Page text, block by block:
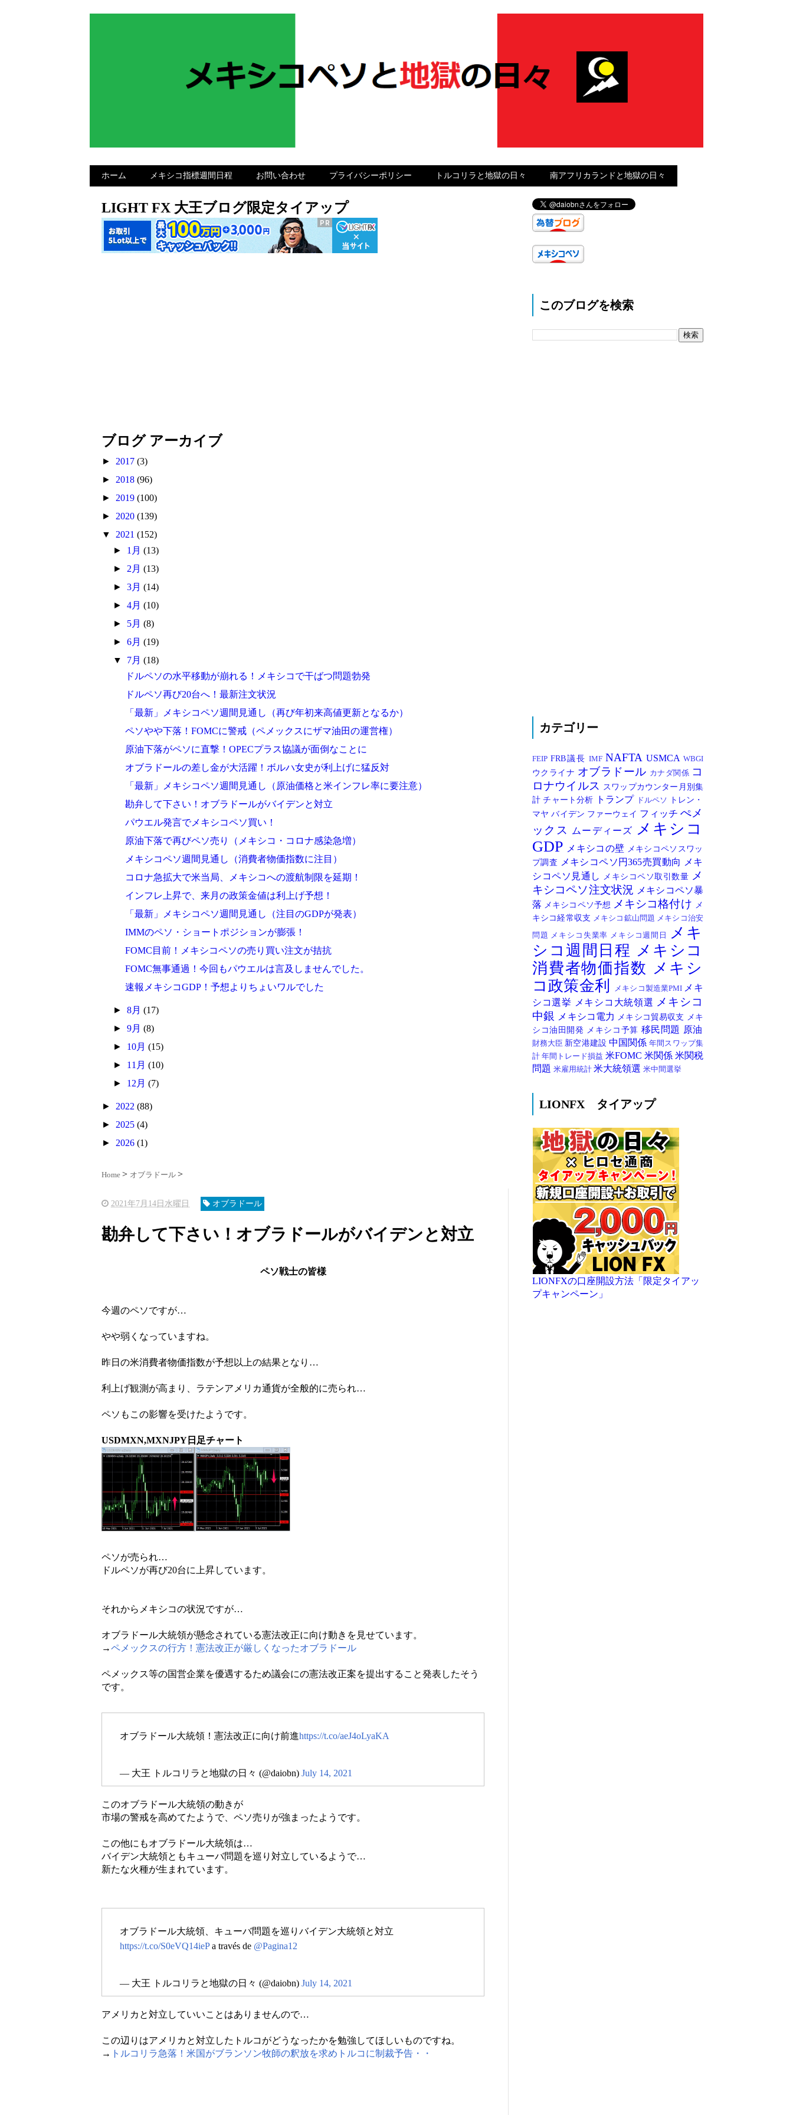
ホーム メキシコ指標週間日程 お問い合わせ プライバシーポリシー トルコリラと地獄の日々 南アフリカランドと地獄の日々
LIGHT FX 大王ブログ限定タイアップ
ブログ アーカイブ
► 2017 (3)
► 2018 (96)
► 2019 (100)
► 2020 (139)
▼ 2021 (152)
► 1月(13)
► 2月(13)
►3月(14)
►4月(10)
► 5月(8)
►6月(19)
▼ 7月(18)
ドルペソの水平移動が崩れる！メキシコで干ばつ問題勃発
ドルペソ再び20台へ！最新注文状況
「最新」メキシコペソ週間見通し（再び年初来高値更新となるか）
ペソやや下落！FOMCに警戒（ペメックスにザマ油田の運営権）
原油下落がペソに直撃！OPECプラス協議が面倒なことに
オブラドールの差し金が大活躍！ボルハ女史が利上げに猛反対
「最新」メキシコペソ週間見通し（原油価格と米インフレ率に要注意）
勘弁して下さい！オブラドールがバイデンと対立
パウエル発言でメキシコペソ買い！
原油下落で再びペソ売り（メキシコ・コロナ感染急増）
メキシコペソ週間見通し（消費者物価指数に注目）
コロナ急拡大で米当局、メキシコへの渡航制限を延期！
インフレ上昇で、来月の政策金値は利上げ予想！
「最新」メキシコペソ週間見通し（注目のGDPが発表）
IMMのペソ・ショートポジションが膨張！
FOMC目前！メキシコペソの売り買い注文が拮抗
FOMC無事通過！今回もパウエルは言及しませんでした。
速報メキシコGDP！予想よりちょいワルでした
►8月(17)
►9月(8)
► 10月(15)
► 11月(10)
► 12月(7)
► 2022 (88)
► 2025 (4)
► 2026 (1)
Home オブラドール
2021年7月14日水曜日 オブラドール
勘弁して下さい！オブラドールがバイデンと対立
ペソ戦士の皆様
今週のペソですが…
やや弱くなっていますね。
昨日の米消費者物価指数が予想以上の結果となり…
利上げ観測が高まり、ラテンアメリカ通貨が全般的に売られ…
ペソもこの影響を受けたようです。
USDMXN,MXNJPY日足チャート
ペソが売られ…
ドルペソが再び20台に上昇しています。
それからメキシコの状況ですが…
オブラドール大統領が懸念されている憲法改正に向け動きを見せています。
→ペメックスの行方！憲法改正が厳しくなったオブラドール
ペメックス等の国営企業を優遇するため議会にの憲法改正案を提出すること発表したそう
です。
オブラドール大統領！憲法改正に向け前進https://t.co/aeJ4oLyaKA
— 大王 トルコリラと地獄の日々 (@daiobn) July 14, 2021
このオブラドール大統領の動きが
市場の警戒を高めてたようで、ペソ売りが強まったようです。
この他にもオブラドール大統領は…
バイデン大統領ともキューバ問題を巡り対立しているようで…
新たな火種が生まれています。
オブラドール大統領、キューバ問題を巡りバイデン大統領と対立
https://t.co/S0eVQ14iePa través de @Pagina12
— 大王 トルコリラと地獄の日々 (@daiobn) July 14, 2021
アメリカと対立していいことはありませんので…
この辺りはアメリカと対立したトルコがどうなったかを勉強してほしいものですね。
→ トルコリラ急落！米国がブランソン牧師の釈放を求めトルコに制裁予告・・
このブログを検索
カテゴリー
FEIP FRB議長IMFNAFTAUSMCA WBGI
ウクライナ オブラドール カナダ関係 コ
ロナウイルス
スワップカウンター月別集
計チャート分析 トランプ ドルペソ
トレン・
マヤバイデン ファーウェイ フィッチぺメ
ックス
ムーディーズ メキシコ
GDP メキシコの壁 メキシコペソスワッ
プ調査
メキシコペソ円365売買動向
メキ
シコペソ見通し
メキシコペソ取引数量 メ
キシコペソ注文状況 メキシコペソ暴
落 メキシコペソ予想 メキシコ格付け
メ
キシコ経常収支 メキシコ鉱山問題 メキシコ治安
問題 メキシコ失業率 メキシコ週間日
メキ
シコ週間日程 メキシコ
消費者物価指数 メキシ
コ政策金利
メキシコ製造業PMI メキ
シコ選挙
メキシコ大統領選 メキシコ
中銀
メキシコ電力 メキシコ貿易収支
メキ
シコ油田開発
メキシコ予算 移民問題 原油
財務大臣 新空港建設 中国関係年間スワップ集
計年間トレード損益 米FOMC 米関係 米関税
問題 米雇用統計 米大統領選 米中間選挙
LIONFX タイアップ
LIONFXの口座開設方法「限定タイアッ
プキャンペーン」